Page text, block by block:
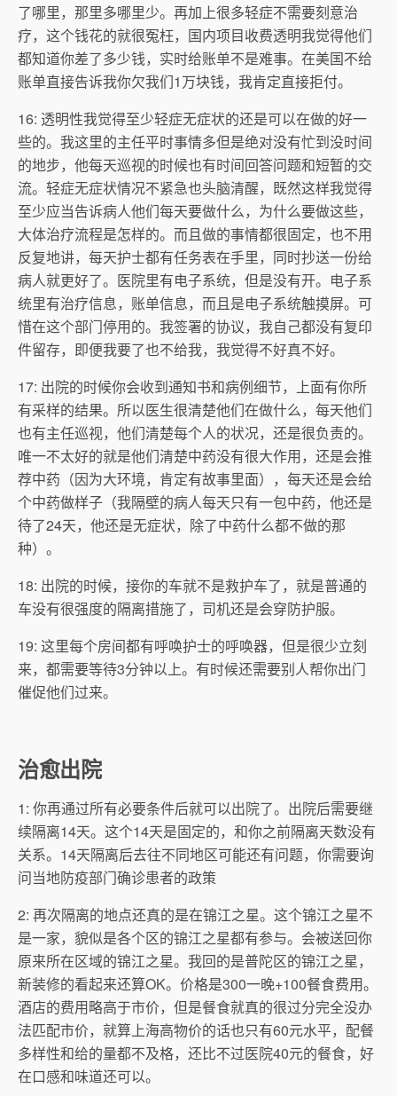
了哪里，那里多哪里少。再加上很多轻症不需要刻意治
疗，这个钱花的就很冤枉，国内项目收费透明我觉得他们
都知道你差了多少钱，实时给账单不是难事。在美国不给
账单直接告诉我你欠我们1万块钱，我肯定直接拒付。
16: 透明性我觉得至少轻症无症状的还是可以在做的好一
些的。我这里的主任平时事情多但是绝对没有忙到没时间
的地步，他每天巡视的时候也有时间回答问题和短暂的交
流。轻症无症状情况不紧急也头脑清醒，既然这样我觉得
至少应当告诉病人他们每天要做什么，为什么要做这些，
大体治疗流程是怎样的。而且做的事情都很固定，也不用
反复地讲，每天护士都有任务表在手里，同时抄送一份给
病人就更好了。医院里有电子系统，但是没有开。电子系
统里有治疗信息，账单信息，而且是电子系统触摸屏。可
惜在这个部门停用的。我签署的协议，我自己都没有复印
件留存，即便我要了也不给我，我觉得不好真不好。
17: 出院的时候你会收到通知书和病例细节，上面有你所
有采样的结果。所以医生很清楚他们在做什么，每天他们
也有主任巡视，他们清楚每个人的状况，还是很负责的。
唯一不太好的就是他们清楚中药没有很大作用，还是会推
荐中药（因为大环境，肯定有故事里面），每天还是会给
个中药做样子（我隔壁的病人每天只有一包中药，他还是
待了24天，他还是无症状，除了中药什么都不做的那
种）。
18: 出院的时候，接你的车就不是救护车了，就是普通的
车没有很强度的隔离措施了，司机还是会穿防护服。
19: 这里每个房间都有呼唤护士的呼唤器，但是很少立刻
来，都需要等待3分钟以上。有时候还需要别人帮你出门
催促他们过来。
治愈出院
1: 你再通过所有必要条件后就可以出院了。出院后需要继
续隔离14天。这个14天是固定的，和你之前隔离天数没有
关系。14天隔离后去往不同地区可能还有问题，你需要询
问当地防疫部门确诊患者的政策
2: 再次隔离的地点还真的是在锦江之星。这个锦江之星不
是一家，貌似是各个区的锦江之星都有参与。会被送回你
原来所在区域的锦江之星。我回的是普陀区的锦江之星，
新装修的看起来还算OK。价格是300一晚+100餐食费用。
酒店的费用略高于市价，但是餐食就真的很过分完全没办
法匹配市价，就算上海高物价的话也只有60元水平，配餐
多样性和给的量都不及格，还比不过医院40元的餐食，好
在口感和味道还可以。